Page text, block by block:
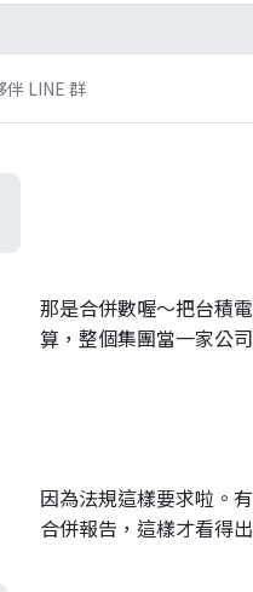
伴 LINE 群
那是合併數喔～把台積
算，整個集團當一家公
因為法規這樣要求啦。
合併報告，這樣才看得